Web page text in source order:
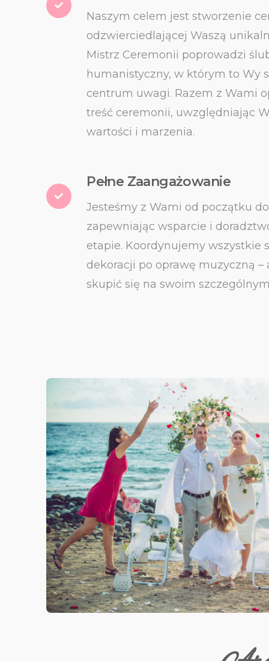
Naszym celem jest stworzenie
odzwierciedlającej Waszą
Mistrz Ceremonii poprowadzi
humanistyczny, w którym to Wy
centrum uwagi. Razem z Wami
treść ceremonii, uwzględniając
wartości i marzenia.
Pełne Zaangażowanie
Jesteśmy z Wami od początku
zapewniając wsparcie i
etapie. Koordynujemy wszystkie
dekoracji po oprawę muzyczną –
skupić się na swoim